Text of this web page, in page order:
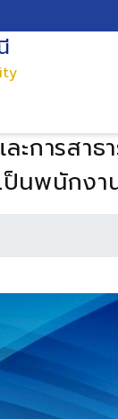
การสา
นพนักง